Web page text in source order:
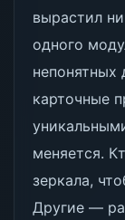
вырастил
одного
карточные
меняется.
зеркала,
Другие —